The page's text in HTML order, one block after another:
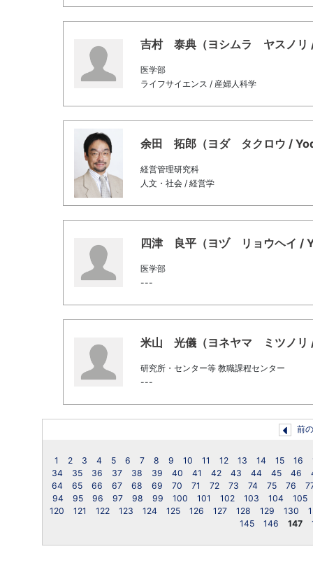
吉村 泰典（ヨシムラ ヤスノリ
医学部
ライフサイエンス / 産婦人科学
余田 拓郎（ヨダ タクロウ /
経営管理研究科
人文・社会 / 経営学
四津 良平（ヨヅ リョウヘイ /
医学部
---
米山 光儀（ヨネヤマ ミツノリ
研究所・センター等 教職課程センター
---
前
1 2 3 4 5 6 7 8 9 10 11 12 13 14 15 16
34
35 36 37 38 39 40 41 42 43 44 45 46
64
65 66 67 68 69 70 71 72 73 74 75 76
94
95 96 97 98 99 100 101 102 103 104
105
120
121 122 123 124 125 126 127 128 129 130
145
146 147